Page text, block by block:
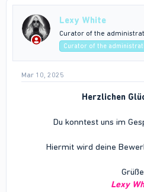
Lexy White
Curator of the
Curator of the
Mar 10, 2025
Herzlichen
Du konntest uns im
Hiermit wird deine
Grüße
Lexy